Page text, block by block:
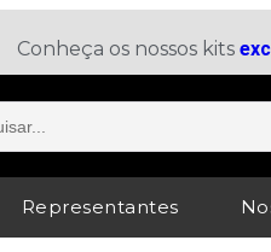
Conheça os nossos kits
Representantes